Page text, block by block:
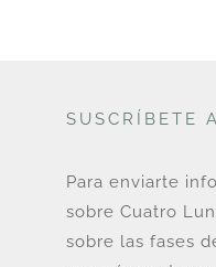
SUSCRÍBETE
Para enviarte
sobre Cuatro
sobre las fases